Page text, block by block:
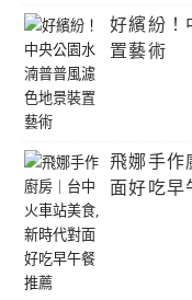
好繽紛！
置藝術
飛娜手作
面好吃早